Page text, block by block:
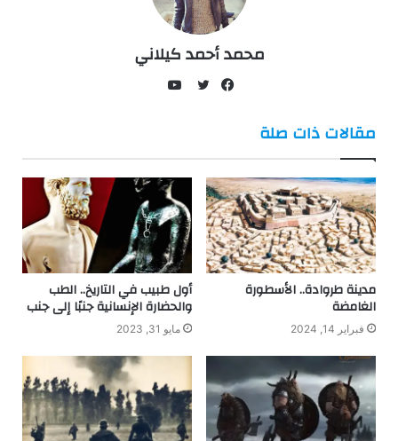
محمد أحمد كيلاني
مقالات ذات صلة
مدينة طروادة.. الأسطورة
الغامضة
فبراير 14, 2024
أول طبيب في التاريخ.. الطب
والحضارة الإنسانية جنبًا إلى جنب
مايو 31, 2023